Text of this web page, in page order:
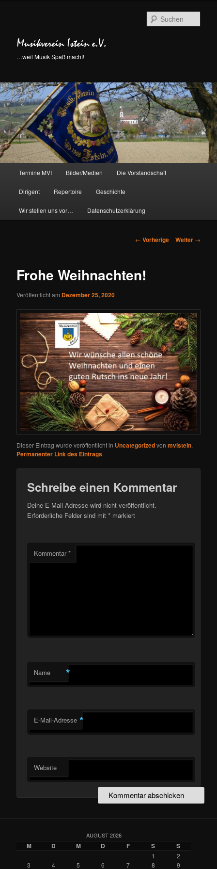
Musikverein Istein e.V.
…weil Musik Spaß macht!
Zum
Inhalt
wechseln
Termine MVI Bilder/Medien Die Vorstandschaft
Dirigent Repertoire Geschichte
Wir stellen uns vor… Datenschutzerklärung
Beitrags-
← Vorherige Weiter →
Frohe Weihnachten!
Veröffentlicht am Dezember 25, 2020
Dieser Eintrag wurde veröffentlicht in Uncategorizedvonmvistein.
Permanenter Link des Eintrags.
Schreibe einen Kommentar
Deine E-Mail-Adresse wird nicht veröffentlicht.
Erforderliche Felder sind mit* markiert
Kommentar*
Name *
E-Mail-Adresse *
Website
AUGUST 2026
M D M D F S S
1
2
3
4 5 6 7 8 9